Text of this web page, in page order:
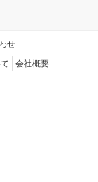
せ
会社概要